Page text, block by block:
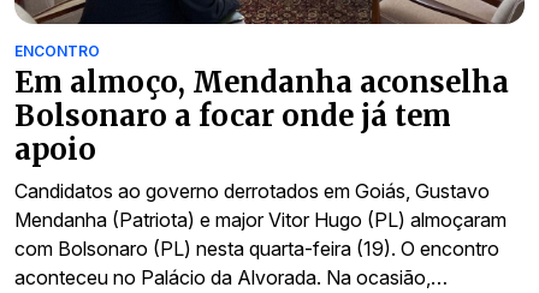
ENCONTRO
Em almoço, Mendanha aconselha
Bolsonaro a focar onde já tem
apoio
Candidatos ao governo derrotados em Goiás, Gustavo
Mendanha (Patriota) e major Vitor Hugo (PL) almoçaram
com Bolsonaro (PL) nesta quarta-feira (19). O encontro
aconteceu no Palácio da Alvorada. Na ocasião,…